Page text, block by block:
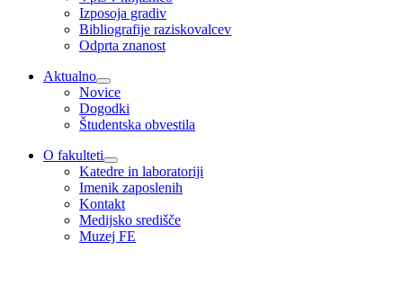
Izposoja gradiv
Bibliografije raziskovalcev
Odprta znanost
Aktualno
Novice
Dogodki
Študentska obvestila
O fakulteti
Katedre in laboratoriji
Imenik zaposlenih
Kontakt
Medijsko središče
Muzej FE